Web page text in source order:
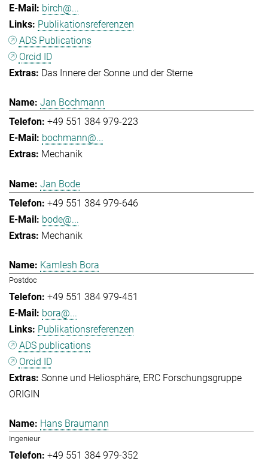
birch@...
Publikationsreferenzen
ADS Publications
Orcid ID
Das Innere der Sonne und der Sterne
Jan Bochmann
+49 551 384 979-223
bochmann@...
Mechanik
Jan Bode
+49 551 384 979-646
bode@...
Mechanik
Kamlesh Bora
Postdoc
+49 551 384 979-451
bora@...
Publikationsreferenzen
ADS publications
Orcid ID
Sonne und Heliosphäre ERC Forschungsgruppe
ORIGIN
Hans Braumann
Ingenieur
+49 551 384 979-352